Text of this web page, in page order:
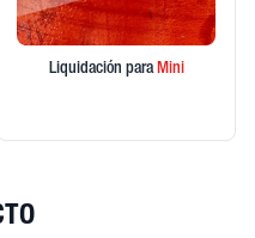
Liquidación paraMini